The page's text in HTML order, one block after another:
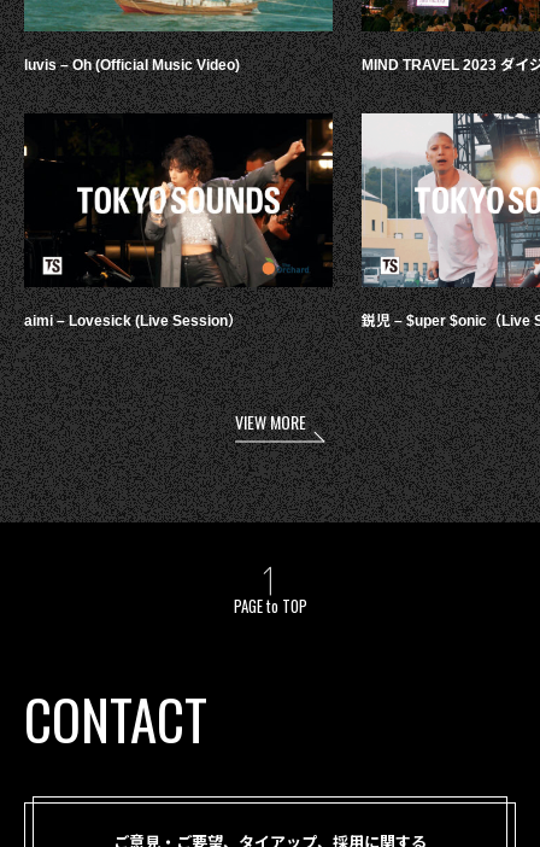
luvis – Oh (Official Music Video)
aimi – Lovesick (Live Session）
MIND TRAVEL 2023 ダイ
鋭児 – $uper $onic（Live
VIEW MORE
PAGE to TOP
CONTACT
ご意見・ご要望、タイアップ、採用に関する